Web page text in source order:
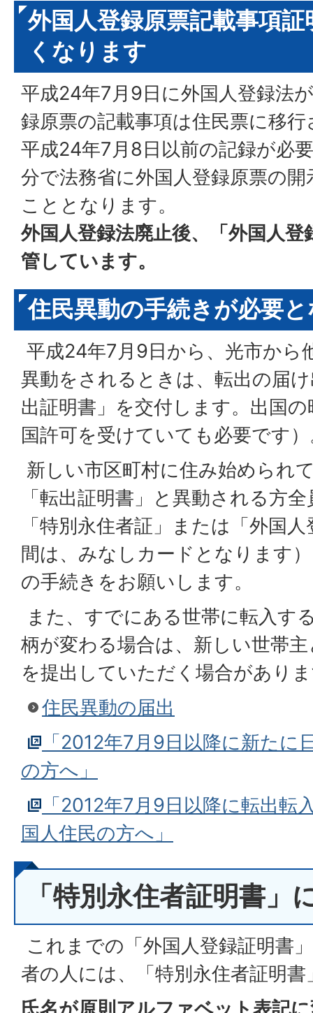
外国人登録原票記載事項
くなります
平成24年7月9日に外国人登録法
録原票の記載事項は住民票に移
平成24年7月8日以前の記録が必
分で法務省に外国人登録原票の
こととなります。
外国人登録法廃止後、「外国人
管しています。
住民異動の手続きが必要
平成24年7月9日から、光市から
異動をされるときは、転出の届
出証明書」を交付します。出国
国許可を受けていても必要です
新しい市区町村に住み始められ
「転出証明書」と異動される方
「特別永住者証」または「外国
間は、みなしカードとなります
の手続きをお願いします。
また、すでにある世帯に転入す
柄が変わる場合は、新しい世帯
を提出していただく場合があり
住民異動の届出
「2012年7月9日以降に新たに
の方へ」
「2012年7月9日以降に転出転
国人住民の方へ」
「特別永住者証明書」
これまでの「外国人登録証明書
者の人には、「特別永住者証明